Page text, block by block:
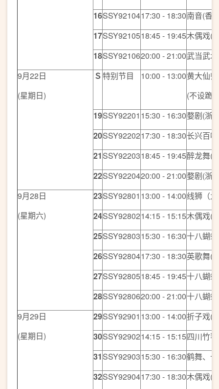
16SSY9210417:30 - 18:30南音(香
17SSY9210518:45 - 19:45木偶戏(
18SSY9210620:00 - 21:00武当武
9月22日
(星期日)
Ｓ特别节目 10:00 - 13:00黄大仙
(不设跪
19SSY92201 15:30 - 16:30婺剧(浙
20SSY9220217:30 - 18:30长兴百
21 SSY9220318:45 - 19:45醉龙舞(
22SSY9220420:00 - 21:00婺剧(浙
9月28日
(星期六)
23SSY92801 13:00 - 14:00线狮（
24SSY9280214:15 - 15:15木偶戏(
25SSY9280315:30 - 16:30十八蝴
26SSY9280417:30 - 18:30英歌舞(
27SSY9280518:45 - 19:45十八蝴
28SSY9280620:00 - 21:00十八蝴
9月29日
(星期日)
29SSY92901 13:00 - 14:00折子戏(
30SSY9290214:15 - 15:15四川竹
31 SSY9290315:30 - 16:30鹤舞、
32SSY9290417:30 - 18:30木偶戏(